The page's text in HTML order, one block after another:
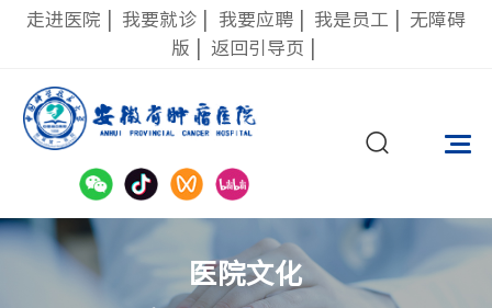
走进医院 我要就诊 我要应聘 我是员工
无障碍
版
返回引导页
医院文化